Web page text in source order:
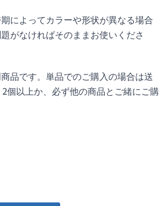
によってカラーや形状が異なる場合
がなければそのままお使いくださ
品です。単品でのご購入の場合は送
個以上か、必ず他の商品とご緒にご購